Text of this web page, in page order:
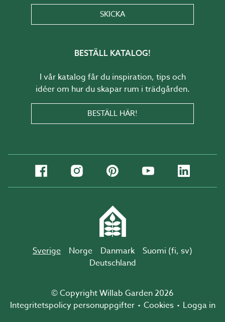
SKICKA
BESTÄLL KATALOG!
I vår katalog får du inspiration, tips och
idéer om hur du skapar rum i trädgården.
BESTÄLL HÄR!
Sverige Norge Danmark Suomi (fi, sv)
Deutschland
© Copyright Willab Garden 2026
Integritetspolicy personuppgifter
Cookies Logga in